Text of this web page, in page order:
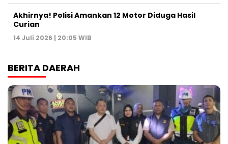
Akhirnya! Polisi Amankan 12 Motor Diduga Hasil
Curian
14 Juli 2026 | 20:05 WIB
BERITA DAERAH